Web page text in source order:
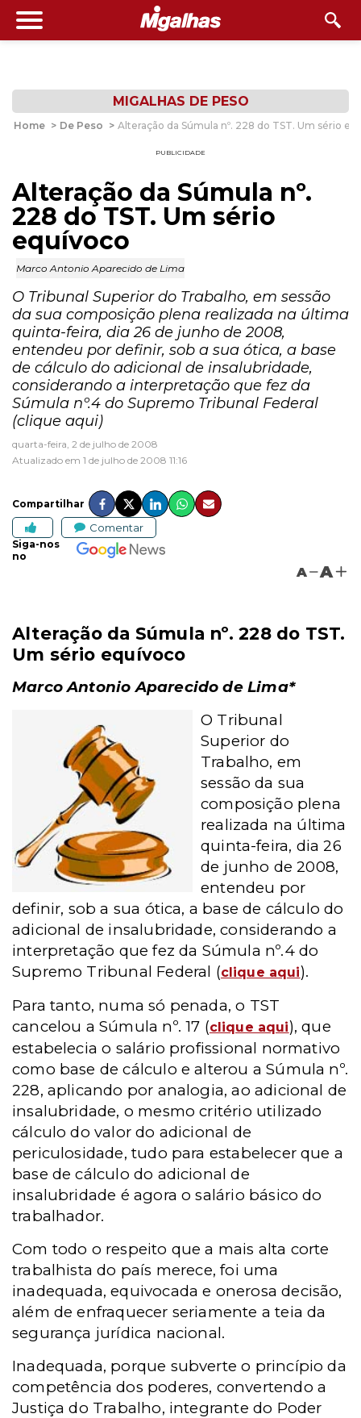
MIGALHAS DE PESO
Home > De Peso > Alteração da Súmula nº. 228 do TST. Um sério
PUBLICIDADE
Alteração da Súmula nº.
228 do TST. Um sério
equívoco
Marco Antonio Aparecido de Lima
O Tribunal Superior do Trabalho, em sessão
da sua composição plena realizada na última
quinta-feira, dia 26 de junho de 2008,
entendeu por definir, sob a sua ótica, a base
de cálculo do adicional de insalubridade,
considerando a interpretação que fez da
Súmula nº.4 do Supremo Tribunal Federal
(clique aqui)
quarta-feira, 2 de julho de 2008
Atualizado em 1 de julho de 2008 11:16
Compartilhar
Comentar
Siga-nos
no
A A
Alteração da Súmula nº. 228 do TST.
Um sério equívoco
Marco Antonio Aparecido de Lima*
O Tribunal
Superior do
Trabalho, em
sessão da sua
composição plena
realizada na última
quinta-feira, dia 26
de junho de 2008,
entendeu por
definir, sob a sua ótica, a base de cálculo do
adicional de insalubridade, considerando a
interpretação que fez da Súmula nº.4 do
Supremo Tribunal Federal (clique aqui).
Para tanto, numa só penada, o TST
cancelou a Súmula nº. 17 (clique aqui), que
estabelecia o salário profissional normativo
como base de cálculo e alterou a Súmula nº.
228, aplicando por analogia, ao adicional de
insalubridade, o mesmo critério utilizado
cálculo do valor do adicional de
periculosidade, tudo para estabelecer que a
base de cálculo do adicional de
insalubridade é agora o salário básico do
trabalhador.
Com todo o respeito que a mais alta corte
trabalhista do país merece, foi uma
inadequada, equivocada e onerosa decisão,
além de enfraquecer seriamente a teia da
segurança jurídica nacional.
Inadequada, porque subverte o princípio da
competência dos poderes, convertendo a
Justiça do Trabalho, integrante do Poder